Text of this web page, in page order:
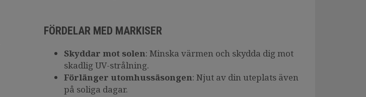
FÖRDELAR MED MARKISER
Skyddar mot solen: Minska värmen och skydda dig mot
skadlig UV-strålning.
Förlänger utomhussäsongen: Njut av din uteplats även
på soliga dagar.